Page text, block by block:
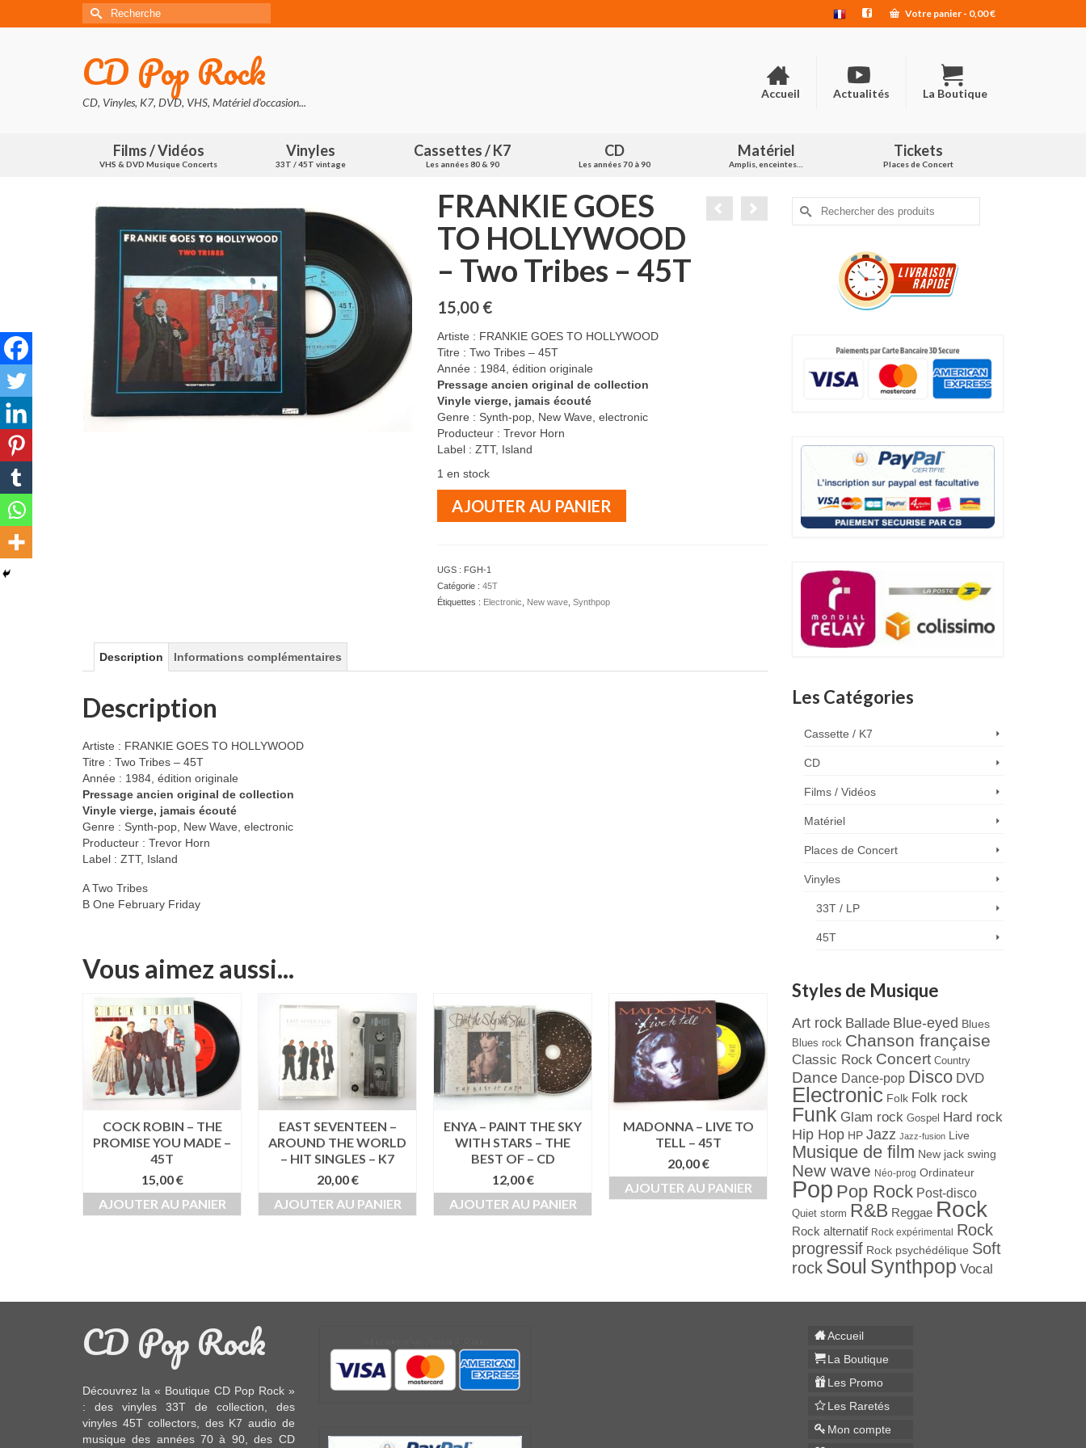
Votre panier - 0,00€
Rechercher :
CD Pop Rock
CD, Vinyles, K7, DVD, VHS, Matériel d'occasion...
Accueil Actualités La Boutique
Films / Vidéos
VHS & DVD Musique Concerts
Vinyles
33T / 45T vintage
Cassettes / K7
Les années 80 & 90
CD
Les années 70 à 90
Matériel
Amplis, enceintes…
Tickets
Places de Concert
FRANKIE GOES
TO HOLLYWOOD
– Two Tribes – 45T
15,00 €
Artiste : FRANKIE GOES TO HOLLYWOOD
Titre : Two Tribes – 45T
Année : 1984, édition originale
Pressage ancien original de collection
Vinyle vierge, jamais écouté
Genre : Synth-pop, New Wave, electronic
Producteur : Trevor Horn
Label : ZTT, Island
1 en stock
-
Two
AJOUTER AU PANIER
UGS : FGH-1
Catégorie : 45T
Étiquettes : Electronic New wave, Synthpop
Description Informations complémentaires
Description
Artiste : FRANKIE GOES TO HOLLYWOOD
Titre : Two Tribes – 45T
Année : 1984, édition originale
Pressage ancien original de collection
Vinyle vierge, jamais écouté
Genre : Synth-pop, New Wave, electronic
Producteur : Trevor Horn
Label : ZTT, Island
A Two Tribes
B One February Friday
Vous aimez aussi...
COCK ROBIN – THE
PROMISE YOU MADE –
45T
15,00€
AJOUTER AU PANIER
EAST SEVENTEEN –
AROUND THE WORLD
– HIT SINGLES – K7
20,00€
AJOUTER AU PANIER
ENYA – PAINT THE SKY
WITH STARS – THE
BEST OF – CD
12,00€
AJOUTER AU PANIER
MADONNA – LIVE TO
TELL – 45T
20,00€
AJOUTER AU PANIER
SPANDAU BALLET –
THROUGH THE
BARRICADES – K7
10,00€
AJOUTER AU PANIER
ALISON MOYET –
AJOUTER AU
Rechercher :
Les Catégories
Cassette / K7
CD
Films / Vidéos
Matériel
Places de Concert
Vinyles
33T / LP
45T
Styles de Musique
Art rock Ballade Blue-eyed Blues
Blues rock Chanson française
Classic Rock Concert Country
Dance Dance-pop Disco DVD
Electronic Folk Folk rock
Funk Glam rock Gospel Hard rock
Hip Hop HP Jazz Jazz-fusion Live
Musique de film New jack swing
New wave Néo-prog Ordinateur
Pop Pop Rock Post-disco
Quiet storm R&B Reggae Rock
Rock alternatif Rock expérimental Rock
progressif Rock psychédélique Soft
rock Soul Synthpop Vocal
CD Pop Rock
Découvrez la « Boutique CD Pop Rock »
: des vinyles 33Tde collection, des
vinyles 45Tcollectors, des K7 audiode
musique des années 70 à 90,des CD
Accueil
La Boutique
Les Promo
Les Raretés
Mon compte